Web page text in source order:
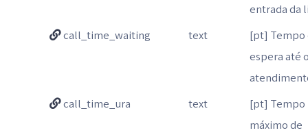
entrada da
call_time_waiting
text
[pt] Tempo
espera até
call_time_ura
text
[pt] Tempo
máximo de